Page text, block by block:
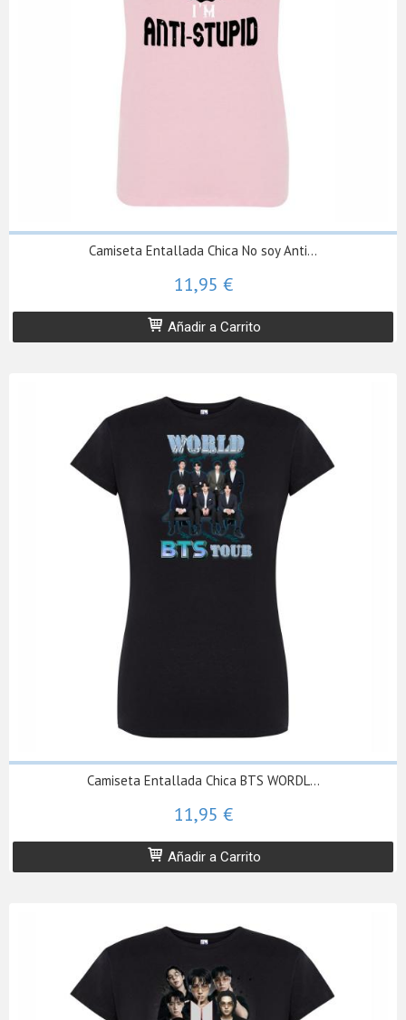
Camiseta Entallada Chica No soy Anti...
11,95 €
Añadir a Carrito
Camiseta Entallada Chica BTS WORDL...
11,95 €
Añadir a Carrito